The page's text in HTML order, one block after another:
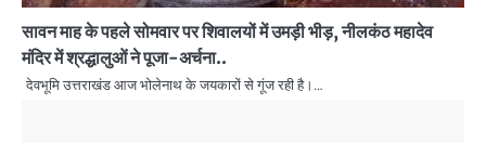
सावन माह के पहले सोमवार पर शिवालयों में उमड़ी भीड़, नीलकंठ महादेव
मंदिर में श्रद्धालुओं ने पूजा-अर्चना..
देवभूमि उत्तराखंड आज भोलेनाथ के जयकारों से गूंज रही है।…